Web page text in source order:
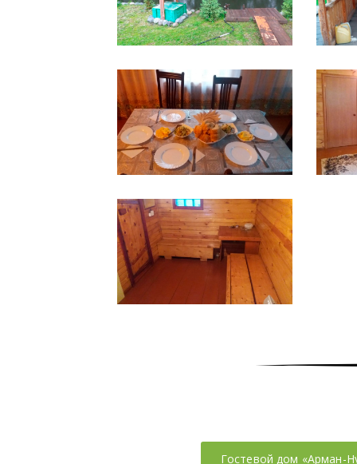
Гостевой дом «Арман-